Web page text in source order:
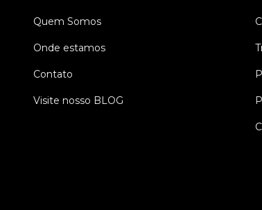
Quem Somos
Onde estamos
Contato
Visite nosso BLOG